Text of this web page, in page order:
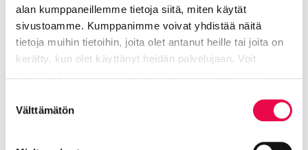
alan kumppaneillemme tietoja siitä, miten käytät
sivustoamme. Kumppanimme voivat yhdistää näitä
tietoja muihin tietoihin, joita olet antanut heille tai joita on
kerätty, kun olet käyttänyt heidän palvelujaan. Voit
valinta
Välttämätön
31.7.2026 Tiedotteet Asu ja rakenna Joukkoliikenne
Talviaikataulut tulevat voimaan 12. elokuuta –